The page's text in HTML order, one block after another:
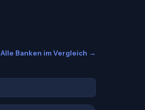
Alle Banken im Vergleich →